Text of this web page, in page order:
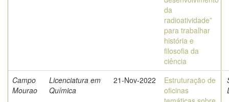
da
radioatividade”
para trabalhar
história e
filosofia da
ciência
Campo
Mourao
Licenciatura em
Química
21-Nov-2022
Estruturação de
oficinas